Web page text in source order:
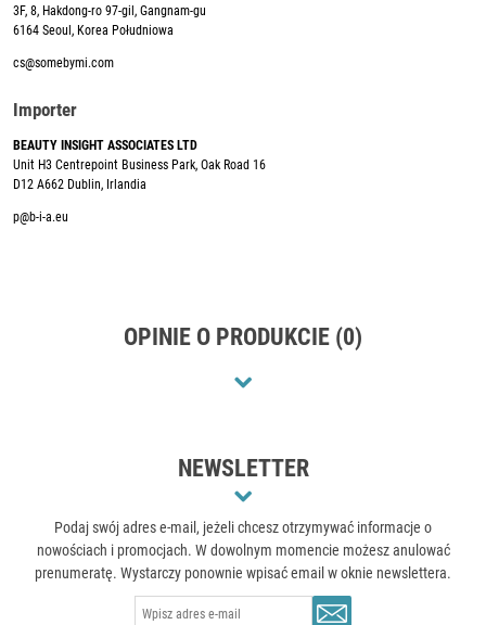
3F, 8, Hakdong-ro 97-gil, Gangnam-gu
6164 Seoul, Korea Południowa
cs@somebymi.com
Importer
BEAUTY INSIGHT ASSOCIATES LTD
Unit H3 Centrepoint Business Park, Oak Road 16
D12 A662 Dublin, Irlandia
p@b-i-a.eu
OPINIE O PRODUKCIE (0)
NEWSLETTER
Podaj swój adres e-mail, jeżeli chcesz otrzymywać informacje o
nowościach i promocjach. W dowolnym momencie możesz anulować
prenumeratę. Wystarczy ponownie wpisać email w oknie newslettera.